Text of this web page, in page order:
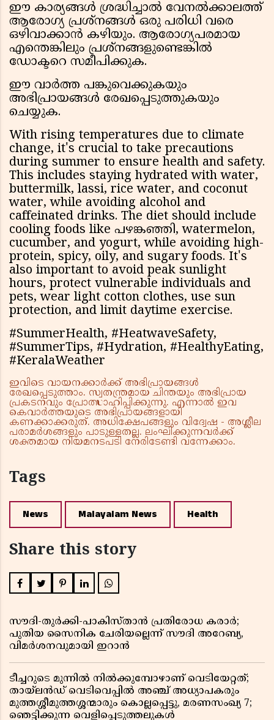
ഈ കാര്യങ്ങൾ ശ്രദ്ധിച്ചാൽ വേനൽക്കാലത്ത്
ആരോഗ്യ പ്രശ്നങ്ങൾ ഒരു പരിധി വരെ
ഒഴിവാക്കാൻ കഴിയും. ആരോഗ്യപരമായ
എന്തെങ്കിലും പ്രശ്നങ്ങളുണ്ടെങ്കിൽ
ഡോക്ടറെ സമീപിക്കുക.
ഈ വാർത്ത പങ്കുവെക്കുകയും
അഭിപ്രായങ്ങൾ രേഖപ്പെടുത്തുകയും
ചെയ്യുക.
With rising temperatures due to climate
change, it's crucial to take precautions
during summer to ensure health and safety.
This includes staying hydrated with water,
buttermilk, lassi, rice water, and coconut
water, while avoiding alcohol and
caffeinated drinks. The diet should include
cooling foods like പഴങ്കഞ്ഞി, watermelon,
cucumber, and yogurt, while avoiding high-
protein, spicy, oily, and sugary foods. It's
also important to avoid peak sunlight
hours, protect vulnerable individuals and
pets, wear light cotton clothes, use sun
protection, and limit daytime exercise.
#SummerHealth, #HeatwaveSafety,
#SummerTips, #Hydration, #HealthyEating,
#KeralaWeather
ഇവിടെ വായനക്കാർക്ക് അഭിപ്രായങ്ങൾ
രേഖപ്പെടുത്താം. സ്വതന്ത്രമായ ചിന്തയും അഭിപ്രായ
പ്രകടനവും പ്രോത്സാഹിപ്പിക്കുന്നു. എന്നാൽ ഇവ
കെവാർത്തയുടെ അഭിപ്രായങ്ങളായി
കണക്കാക്കരുത്. അധിക്ഷേപങ്ങളും വിദ്വേഷ - അശ്ലീല
പരാമർശങ്ങളും പാടുള്ളതല്ല. ലംഘിക്കുന്നവർക്ക്
ശക്തമായ നിയമനടപടി നേരിടേണ്ടി വന്നേക്കാം.
Tags
News Malayalam News Health
Share this story
സൗദി-തുർക്കി-പാകിസ്താൻ പ്രതിരോധ കരാർ;
പുതിയ സൈനിക ചേരിയല്ലെന്ന് സൗദി അറേബ്യ,
വിമർശനവുമായി ഇറാൻ
ടീച്ചറുടെ മുന്നിൽ നിൽക്കുമ്പോഴാണ് വെടിയേറ്റത്;
തായ്‌ലൻഡ് വെടിവെപ്പിൽ അഞ്ച് അധ്യാപകരും
മുത്തശ്ശീമുത്തശ്ശന്മാരും കൊല്ലപ്പെട്ടു, മരണസംഖ്യ 7;
ഞെട്ടിക്കുന്ന വെളിപ്പെടുത്തലുകൾ